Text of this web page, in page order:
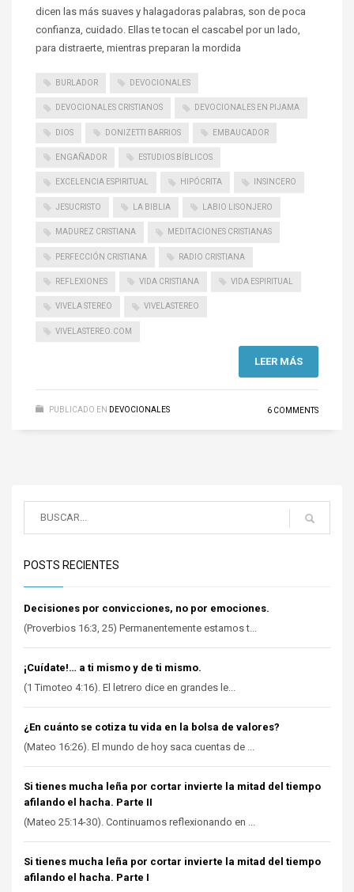
dicen las más suaves y halagadoras palabras, son de poca
confianza, cuidado. Ellas te tocan el cascabel por un lado,
para distraerte, mientras preparan la mordida
BURLADOR DEVOCIONALES
DEVOCIONALES CRISTIANOS DEVOCIONALES EN PIJAMA
DIOS DONIZETTI BARRIOS EMBAUCADOR
ENGAÑADOR ESTUDIOS BÍBLICOS
EXCELENCIA ESPIRITUAL HIPÓCRITA INSINCERO
JESUCRISTO LA BIBLIA LABIO LISONJERO
MADUREZ CRISTIANA MEDITACIONES CRISTIANAS
PERFECCIÓN CRISTIANA RADIO CRISTIANA
REFLEXIONES VIDA CRISTIANA VIDA ESPIRITUAL
VIVELA STEREO VIVELASTEREO
VIVELASTEREO.COM
LEER MÁS
PUBLICADO EN DEVOCIONALES 6 COMMENTS
POSTS RECIENTES
Decisiones por convicciones, no por emociones.
(Proverbios 16:3, 25) Permanentemente estamos t...
¡Cuídate!… a ti mismo y de ti mismo.
(1 Timoteo 4:16). El letrero dice en grandes le...
¿En cuánto se cotiza tu vida en la bolsa de valores?
(Mateo 16:26). El mundo de hoy saca cuentas de ...
Si tienes mucha leña por cortar invierte la mitad del tiempo
afilando el hacha. Parte II
(Mateo 25:14-30). Continuamos reflexionando en ...
Si tienes mucha leña por cortar invierte la mitad del tiempo
afilando el hacha. Parte I